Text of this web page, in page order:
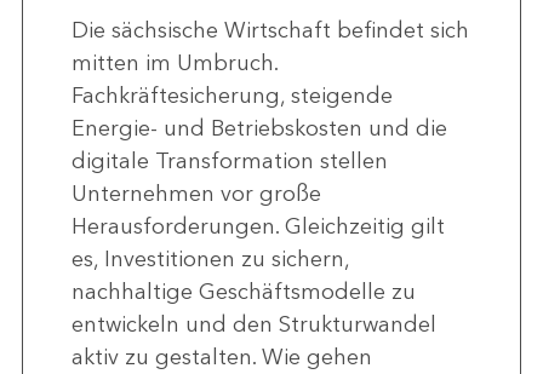
Die sächsische Wirtschaft befindet sich
mitten im Umbruch.
Fachkräftesicherung, steigende
Energie- und Betriebskosten und die
digitale Transformation stellen
Unternehmen vor große
Herausforderungen. Gleichzeitig gilt
es, Investitionen zu sichern,
nachhaltige Geschäftsmodelle zu
entwickeln und den Strukturwandel
aktiv zu gestalten. Wie gehen